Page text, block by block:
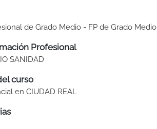
de Grado Medio - FP de Grado Medio
Profesional
SANIDAD
curso
en CIUDAD REAL